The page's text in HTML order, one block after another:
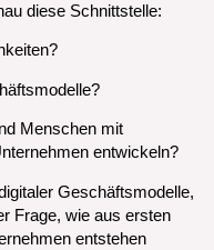
diese Schnittstelle:
Menschen mit
entwickeln?
Geschäftsmodelle,
Frage, wie aus ersten
entstehen